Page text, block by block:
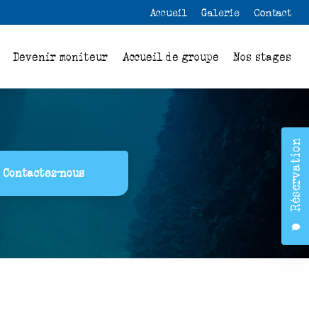
Réservation
Accueil Galerie
Contact
Devenir moniteur Accueil de groupe Nos stages
Contactez-nous